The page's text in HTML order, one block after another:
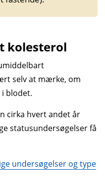
kolesterol
selv at mærke, om
blodet.
cirka hvert andet år
status­undersøgelser få
undersøgelser og type